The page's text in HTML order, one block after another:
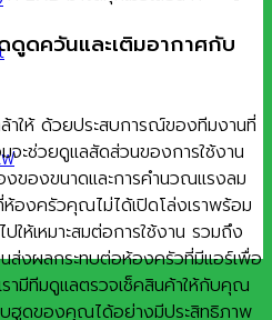
ดูดควันและเติมอากาศกับ
ให้ ด้วยประสบการณ์ของทีมงานที่
ะช่วยดูแลสัดส่วนของการใช้งาน
งของขนาดและการคำนวณแรงลม
งครัวคุณไม่ได้เปิดโล่งเราพร้อม
ให้เหมาะสมต่อการใช้งาน รวมถึง
ส่งผลกระทบต่อห้องครัวที่มีแอร์เพื่อ
ามีทีมดูแลตรวจเช็คสินค้าให้กับคุณ
บฮูดของคุณได้อย่างมีประสิทธิภาพ